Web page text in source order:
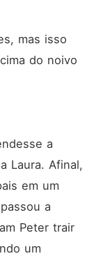
mas isso
do noivo
a
Laura. Afinal,
em um
a
Peter trair
um